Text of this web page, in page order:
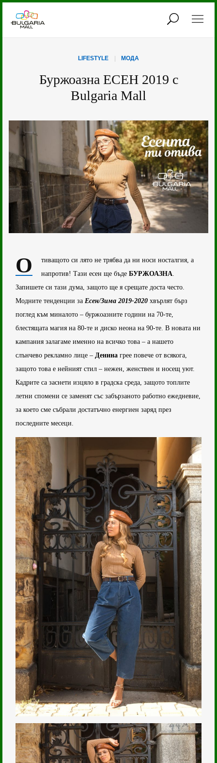
МОДА
LIFESTYLE
КОНТАКТИ
Copyright 2019 Bulgaria Mall. All rights reserved.
LIFESTYLE МОДА
Буржоазна ЕСЕН 2019 с
Bulgaria Mall
О
тиващото си лято не трябва да ни носи носталгия, а
напротив! Тази есен ще бъдеБУРЖОАЗНА
Запишете си тази дума, защото ще я срещате доста често.
Модните тенденции за Есен/Зима 2019-2020 хвърлят бърз
поглед към миналото – буржоазните години на 70-те,
блестящата магия на 80-те и диско неона на 90-те. В новата ни
кампания залагаме именно на всичко това – а нашето
слънчево рекламно лице – Денина грее повече от всякога,
защото това е нейният стил – нежен, женствен и носещ уют.
Кадрите са заснети изцяло в градска среда, защото топлите
летни спомени се заменят със забързаното работно ежедневие,
за което сме събрали достатъчно енергиен заряд през
последните месеци.